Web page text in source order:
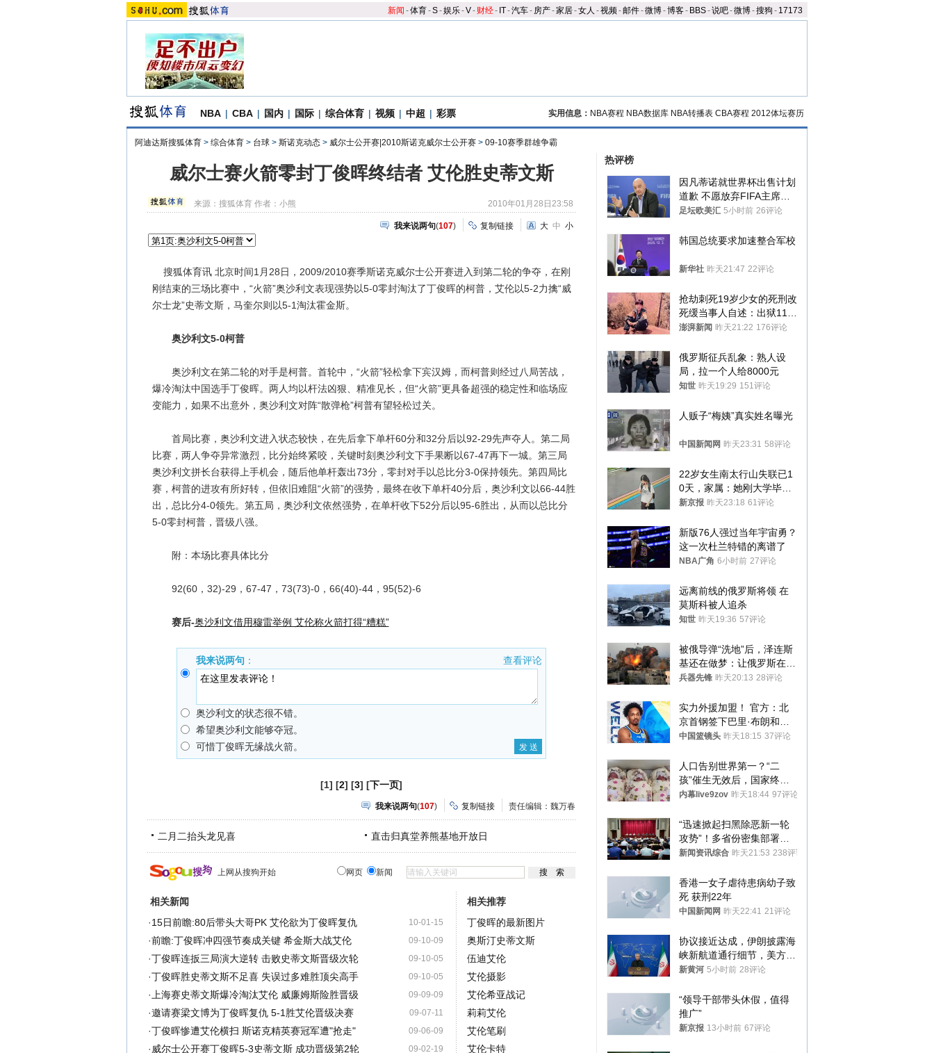
新闻 -体育-S-娱乐-V- 财经- IT-汽车- 房产-家居-女人 -视频-邮件-微博-博客- BBS-说吧-微博-搜狗 - 17173
NBA | CBA | 国内 | 国际 | 综合体育 | 视频 | 中超 | 彩票 实用信息： NBA赛程 NBA数据库 NBA转播表 CBA赛程 2012体坛赛历
阿迪达斯搜狐体育 > 综合体育 > 台球 > 斯诺克动态 > 威尔士公开赛|2010斯诺克威尔士公开赛 > 09-10赛季群雄争霸
威尔士赛火箭零封丁俊晖终结者 艾伦胜史蒂文斯
来源：搜狐体育 作者：小熊 2010年01月28日23:58
我来说两句(107) 复制链接 大 中 小
搜狐体育讯 北京时间1月28日，2009/2010赛季斯诺克威尔士公开赛进入到第二轮的争夺，在刚
刚结束的三场比赛中，“火箭”奥沙利文表现强势以5-0零封淘汰了丁俊晖的柯普，艾伦以5-2力擒“威
尔士龙”史蒂文斯，马奎尔则以5-1淘汰霍金斯。
奥沙利文5-0柯普
奥沙利文在第二轮的对手是柯普。首轮中，“火箭”轻松拿下宾汉姆，而柯普则经过八局苦战，
爆冷淘汰中国选手丁俊晖。两人均以杆法凶狠、精准见长，但“火箭”更具备超强的稳定性和临场应
变能力，如果不出意外，奥沙利文对阵“散弹枪”柯普有望轻松过关。
首局比赛，奥沙利文进入状态较快，在先后拿下单杆60分和32分后以92-29先声夺人。第二局
比赛，两人争夺异常激烈，比分始终紧咬，关键时刻奥沙利文下手果断以67-47再下一城。第三局
奥沙利文拼长台获得上手机会，随后他单杆轰出73分，零封对手以总比分3-0保持领先。第四局比
赛，柯普的进攻有所好转，但依旧难阻“火箭”的强势，最终在收下单杆40分后，奥沙利文以66-44胜
出，总比分4-0领先。第五局，奥沙利文依然强势，在单杆收下52分后以95-6胜出，从而以总比分
5-0零封柯普，晋级八强。
附：本场比赛具体比分
92(60，32)-29，67-47，73(73)-0，66(40)-44，95(52)-6
赛后-奥沙利文借用穆雷举例 艾伦称火箭打得“糟糕”
我来说两句 ： 查看评论
奥沙利文的状态很不错。
希望奥沙利文能够夺冠。
可惜丁俊晖无缘战火箭。
[1] [2] [3] [下一页]
我来说两句(107) 复制链接 责任编辑：魏万春
二月二抬头龙见喜 直击归真堂养熊基地开放日
上网从搜狗开始 网页 新闻
相关新闻
10-01-15
·15日前瞻:80后带头大哥PK 艾伦欲为丁俊晖复仇
09-10-09
·前瞻:丁俊晖冲四强节奏成关键 希金斯大战艾伦
09-10-05
·丁俊晖连扳三局演大逆转 击败史蒂文斯晋级次轮
09-10-05
·丁俊晖胜史蒂文斯不足喜 失误过多难胜顶尖高手
09-09-09
· 上海赛史蒂文斯爆冷淘汰艾伦 威廉姆斯险胜晋级
09-07-11
·邀请赛梁文博为丁俊晖复仇 5-1胜艾伦晋级决赛
09-06-09
·丁俊晖惨遭艾伦横扫 斯诺克精英赛冠军遭"抢走"
09-02-19
· 威尔士公开赛丁俊晖5-3史蒂文斯 成功晋级第2轮
相关推荐
丁俊晖的最新图片
奥斯汀史蒂文斯
伍迪艾伦
艾伦摄影
艾伦希亚战记
莉莉艾伦
艾伦笔刷
艾伦卡特
热评榜
因凡蒂诺就世界杯出售计划
道歉 不愿放弃FIFA主席职
位
足坛欧美汇 5小时前 26评论
韩国总统要求加速整合军校
新华社 昨天21:47 22评论
抢劫刺死19岁少女的死刑改
死缓当事人自述：出狱11年
间始终刻意躲避被害人家属
澎湃新闻 昨天21:22 176评论
俄罗斯征兵乱象：熟人设
局，拉一个人给8000元
知世 昨天19:29 151评论
人贩子“梅姨”真实姓名曝光
中国新闻网 昨天23:31 58评论
22岁女生南太行山失联已1
0天，家属：她刚大学毕业
想到山里旅行
新京报 昨天23:18 61评论
新版76人强过当年宇宙勇？
这一次杜兰特错的离谱了
NBA广角 6小时前 27评论
远离前线的俄罗斯将领 在
莫斯科被人追杀
知世 昨天19:36 57评论
被俄导弹“洗地”后，泽连斯
基还在做梦：让俄罗斯在冬
季前求和？
兵器先锋 昨天20:13 28评论
实力外援加盟！ 官方：北
京首钢签下巴里·布朗和桑
普森
中国篮镜头 昨天18:15 37评论
人口告别世界第一？“二
孩”催生无效后，国家终于
向住房出手了！
内幕live9zov 昨天18:44 97评论
“迅速掀起扫黑除恶新一轮
攻势”！多省份密集部署，
公布举报方式
新闻资讯综合 昨天21:53 238评论
香港一女子虐待患病幼子致
死 获刑22年
中国新闻网 昨天22:41 21评论
协议接近达成，伊朗披露海
峡新航道通行细节，美方再
提“倒计时”
新黄河 5小时前 28评论
“领导干部带头休假，值得
推广”
新京报 13小时前 67评论